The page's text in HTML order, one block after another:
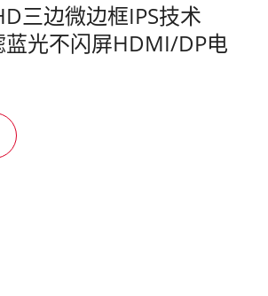
三边微边框IPS技术
蓝光不闪屏HDMI/DP电